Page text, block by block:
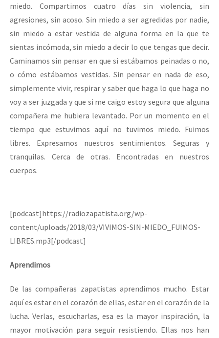
miedo. Compartimos cuatro días sin violencia, sin
agresiones, sin acoso. Sin miedo a ser agredidas por nadie,
sin miedo a estar vestida de alguna forma en la que te
sientas incómoda, sin miedo a decir lo que tengas que decir.
Caminamos sin pensar en que si estábamos peinadas o no,
o cómo estábamos vestidas. Sin pensar en nada de eso,
simplemente vivir, respirar y saber que haga lo que haga no
voy a ser juzgada y que si me caigo estoy segura que alguna
compañera me hubiera levantado. Por un momento en el
tiempo que estuvimos aquí no tuvimos miedo. Fuimos
libres. Expresamos nuestros sentimientos. Seguras y
tranquilas. Cerca de otras. Encontradas en nuestros
cuerpos.
[podcast]https://radiozapatista.org/wp-
content/uploads/2018/03/VIVIMOS-SIN-MIEDO_FUIMOS-
LIBRES.mp3[/podcast]
Aprendimos
De las compañeras zapatistas aprendimos mucho. Estar
aquí es estar en el corazón de ellas, estar en el corazón de la
lucha. Verlas, escucharlas, esa es la mayor inspiración, la
mayor motivación para seguir resistiendo. Ellas nos han